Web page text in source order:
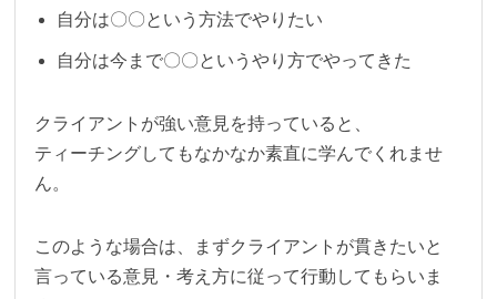
自分は〇〇という方法でやりたい
自分は今まで〇〇というやり方でやってきた
クライアントが強い意見を持っていると、
ティーチングしてもなかなか素直に学んでくれませ
ん。
このような場合は、まずクライアントが貫きたいと
言っている意見・考え方に従って行動してもらいま